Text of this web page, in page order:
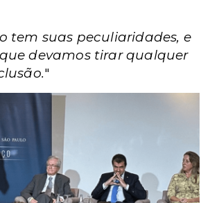
tem suas peculiaridades, e
devamos tirar qualquer
"